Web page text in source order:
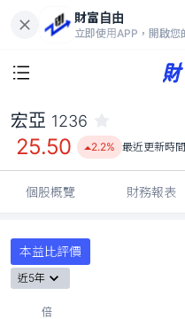
財富自由
立即使用APP，開啟您
25.50
宏亞 1236
25.50 2.2% 最近更新時間
個股概覽 財務報表
本益比評價
近5年